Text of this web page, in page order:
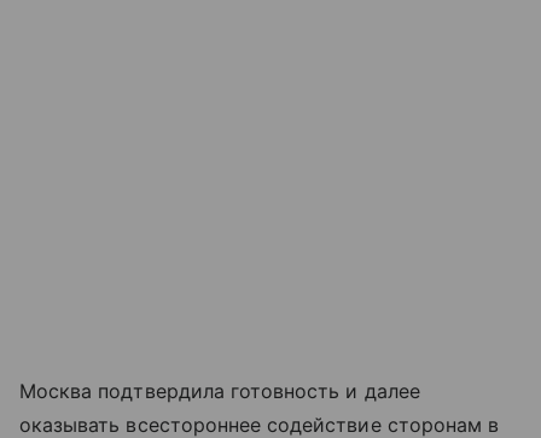
Москва подтвердила готовность и далее
оказывать всестороннее содействие сторонам в